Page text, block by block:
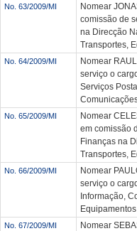
No. 63/2009/MI
Nomear
comissão de
na Direcção
Transportes,
No. 64/2009/MI
Nomear
serviço o
Serviços
No. 65/2009/MI
Nomear
em comissão
Finanças na
Transportes,
No. 66/2009/MI
Nomear
serviço o
Informação,
No. 67/2009/MI
Nomear